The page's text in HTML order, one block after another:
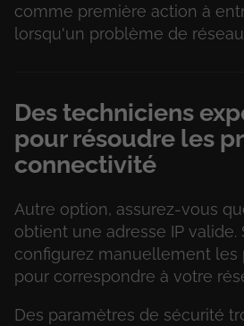
comme première action à
lorsqu'un problème de
Des techniciens
pour résoudre les
connectivité
Autre option, assurez-vous
obtient une adresse IP valide.
configurez manuellement les
pour correspondre à votre
Des paramètres de sécurité